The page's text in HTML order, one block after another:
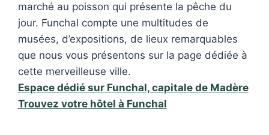
marché au poisson qui présente la pêche du
jour. Funchal compte une multitudes de
musées, d’expositions, de lieux remarquables
que nous vous présentons sur la page dédiée à
cette merveilleuse ville.
Espace dédié sur Funchal, capitale de Madère
Trouvez votre hôtel à Funchal